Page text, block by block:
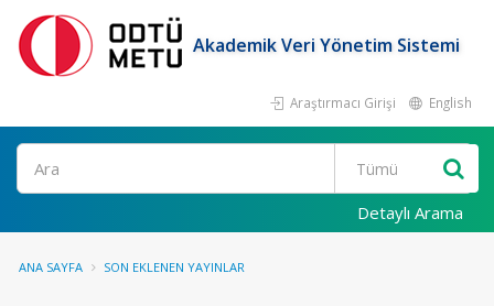
Akademik Veri Yönetim Sistemi
Araştırmacı Girişi English
Ara
Detaylı Arama
ANA SAYFA SON EKLENEN YAYINLAR